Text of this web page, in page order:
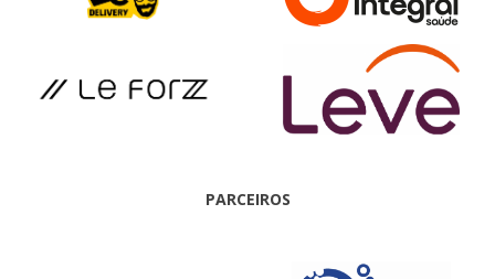
PARCEIROS